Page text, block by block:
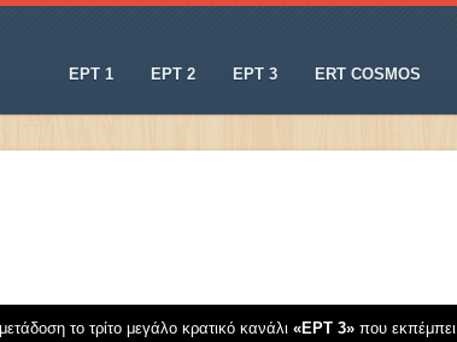
ΕΡΤ 1 ΕΡΤ 2 ΕΡΤ 3 ERT COSMOS
το τρίτο μεγάλο κρατικό κανάλι «EΡT 3» που εκπέμπει